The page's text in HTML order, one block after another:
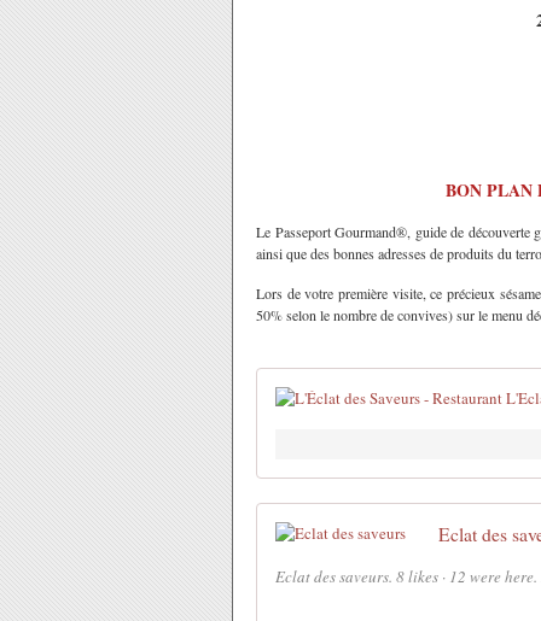
BON PLAN
Le Passeport Gourmand®, guide de découverte
ainsi que des bonnes adresses de produits du
Lors de votre première visite, ce précieux
50% selon le nombre de convives) sur le menu
Eclat des
Eclat des saveurs. 8 likes · 12 were